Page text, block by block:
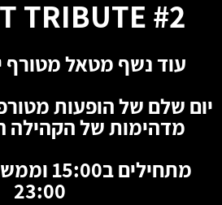
TRIBUTE #2
עוד נשף מטאל מטורף
יום שלם של הופעות
מדהימות של הקהילה
מתחילים
23:00